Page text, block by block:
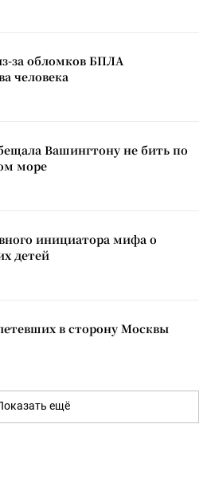
за обломков БПЛА
человека
Вашингтону не бить по
море
инициатора мифа о
детей
в сторону Москвы
ещё